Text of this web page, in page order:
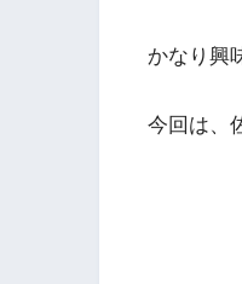
かなり興
今回は、